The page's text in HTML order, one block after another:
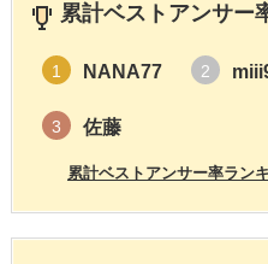
累計ベストアンサー
1 NANA77 2
3 佐藤
累計ベストアンサー率ラン